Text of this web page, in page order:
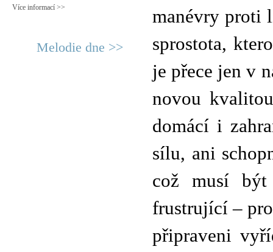
Více informací >>
Melodie dne >>
manévry proti
sprostota,
je přece jen v
novou
domácí i
sílu, ani
což musí být
frustrující –
připraveni